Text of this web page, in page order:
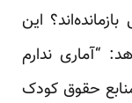
این
“آماری ندارم
حقوق کودک